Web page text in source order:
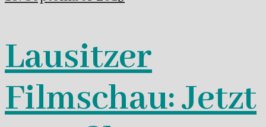
Lausitzer
Filmschau: Jetzt